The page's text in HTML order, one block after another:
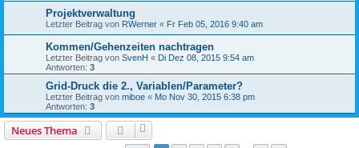
Projektverwaltung
Letzter Beitrag von RWerner « Fr Feb 05, 2016 9:40 am
Kommen/Gehenzeiten nachtragen
Letzter Beitrag von SvenH « Di Dez 08, 2015 9:54 am
Antworten: 3
Grid-Druck die 2., Variablen/Parameter?
Letzter Beitrag von miboe « Mo Nov 30, 2015 6:38 pm
Antworten: 3
Neues Thema